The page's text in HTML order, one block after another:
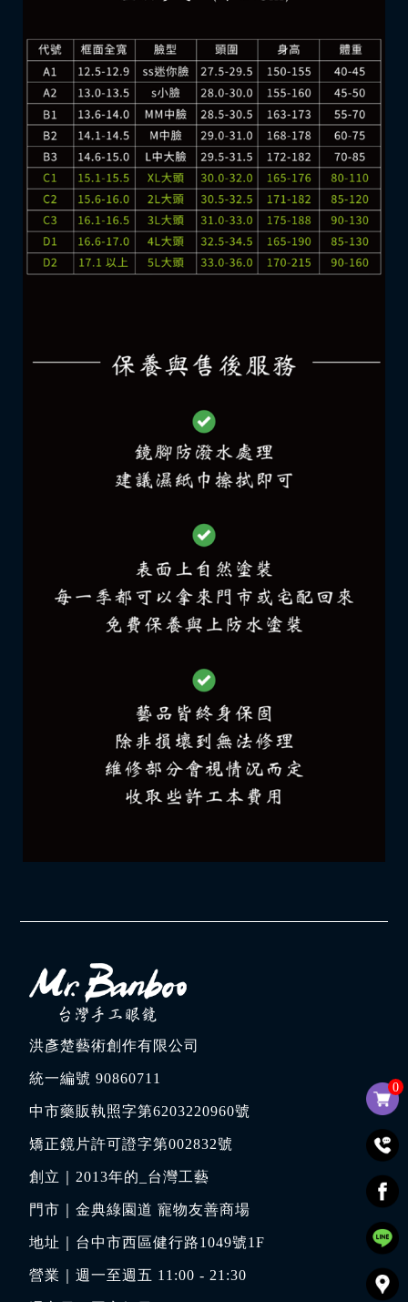
0
洪彥楚藝術創作有限公司
統一編號 90860711
中市藥販執照字第6203220960號
矯正鏡片許可證字第002832號
創立｜2013年的_台灣工藝
門市｜金典綠園道 寵物友善商場
地址｜ 台中市西區健行路1049號1F
營業｜週一至週五 11:00 - 21:30